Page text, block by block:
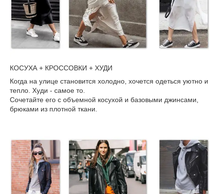
КОСУХА + КРОССОВКИ + ХУДИ
Когда на улице становится холодно, хочется одеться уютно и
тепло. Худи - самое то.
Сочетайте его с объемной косухой и базовыми джинсами,
брюками из плотной ткани.